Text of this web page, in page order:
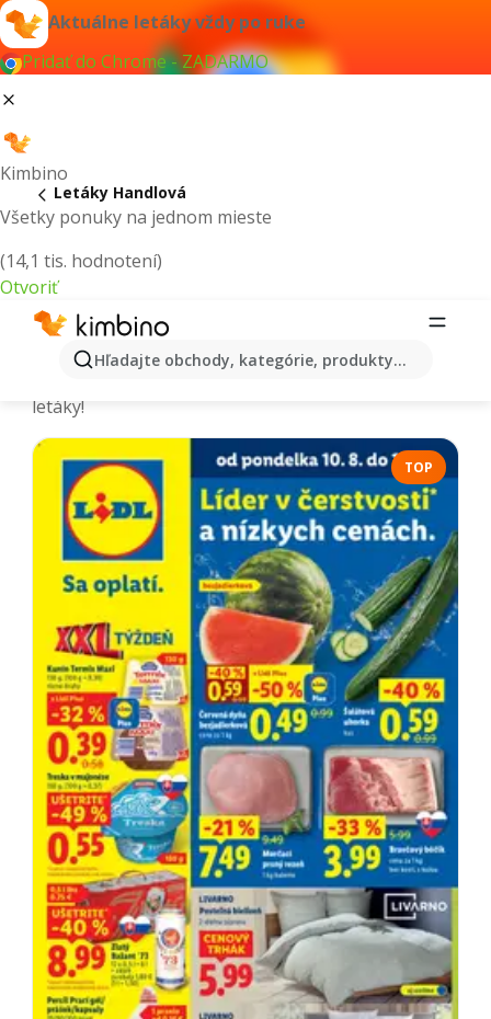
Aktuálne letáky vždy po ruke
Pridať do Chrome - ZADARMO
Kimbino
Všetky ponuky na jednom mieste
(14,1 tis. hodnotení)
Otvoriť
Hľadajte obchody, kategórie, produkty...
Letáky Handlová
Handlová - Aktuálne letáky a katalógy
letáky!
TOP